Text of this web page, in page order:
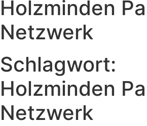
Holzminden
Netzwerk
Schlagwort:
Holzminden
Netzwerk